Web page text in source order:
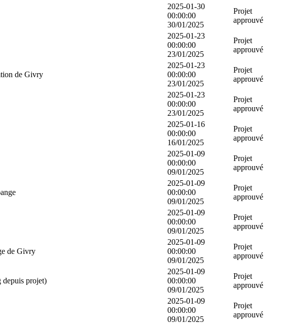
2025-01-30
00:00:00
30/01/2025
Projet
approuvé
2025-01-23
00:00:00
23/01/2025
Projet
approuvé
de Givry
2025-01-23
00:00:00
23/01/2025
Projet
approuvé
2025-01-23
00:00:00
23/01/2025
Projet
approuvé
2025-01-16
00:00:00
16/01/2025
Projet
approuvé
2025-01-09
00:00:00
09/01/2025
Projet
approuvé
2025-01-09
00:00:00
09/01/2025
Projet
approuvé
2025-01-09
00:00:00
09/01/2025
Projet
approuvé
de Givry
2025-01-09
00:00:00
09/01/2025
Projet
approuvé
depuis projet)
2025-01-09
00:00:00
09/01/2025
Projet
approuvé
2025-01-09
00:00:00
09/01/2025
Projet
approuvé